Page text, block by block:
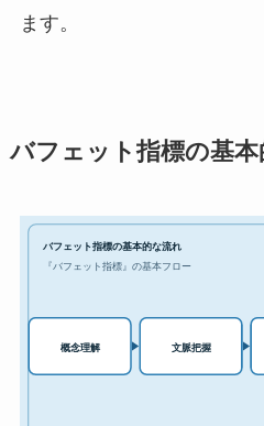
ます。
バフェット指標の基
バフェット指標の基本的な流れ
『バフェット指標』の基本フロー
概念理解 文脈把握